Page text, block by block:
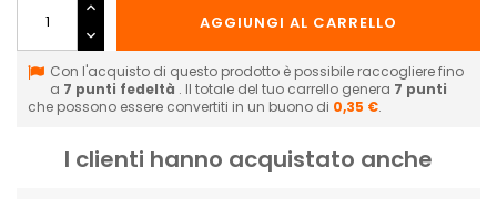
AGGIUNGI AL CARRELLO
Con l'acquisto di questo prodotto è possibile raccogliere fino
a 7 punti fedeltà . Il totale del tuo carrello genera 7 punti
che possono essere convertiti in un buono di 0,35 €.
I clienti hanno acquistato anche